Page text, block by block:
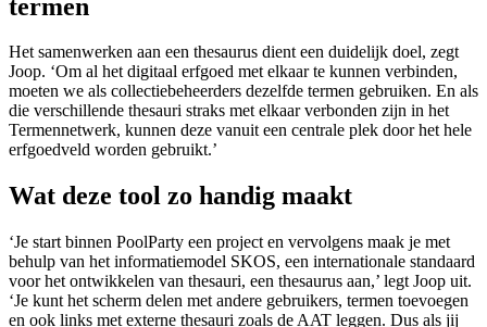
termen
Het samenwerken aan een thesaurus dient een duidelijk doel, zegt
Joop. ‘Om al het digitaal erfgoed met elkaar te kunnen verbinden,
moeten we als collectiebeheerders dezelfde termen gebruiken. En als
die verschillende thesauri straks met elkaar verbonden zijn in het
Termennetwerk, kunnen deze vanuit een centrale plek door het hele
erfgoedveld worden gebruikt.’
Wat deze tool zo handig maakt
‘Je start binnen PoolParty een project en vervolgens maak je met
behulp van het informatiemodel SKOS, een internationale standaard
voor het ontwikkelen van thesauri, een thesaurus aan,’ legt Joop uit.
‘Je kunt het scherm delen met andere gebruikers, termen toevoegen
en ook links met externe thesauri zoals de AAT leggen. Dus als jij